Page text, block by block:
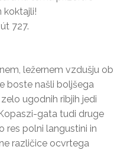
koktajli!
727.
ležernem vzdušju ob
boste našli boljšega
ugodnih ribjih jedi
gata tudi druge
res polni langustini in
različice ocvrtega